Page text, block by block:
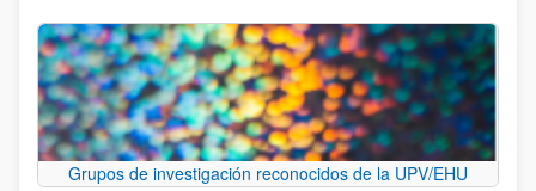
Grupos de investigación reconocidos de la UPV/EHU